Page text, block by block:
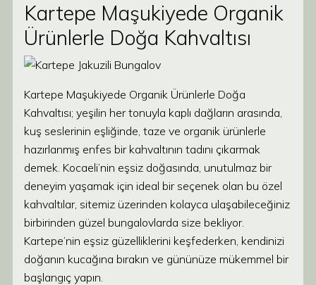
Kartepe Maşukiyede Organik
Ürünlerle Doğa Kahvaltısı
Kartepe Maşukiyede Organik Ürünlerle Doğa
Kahvaltısı; yeşilin her tonuyla kaplı dağların arasında,
kuş seslerinin eşliğinde, taze ve organik ürünlerle
hazırlanmış enfes bir kahvaltının tadını çıkarmak
demek. Kocaeli’nin eşsiz doğasında, unutulmaz bir
deneyim yaşamak için ideal bir seçenek olan bu özel
kahvaltılar, sitemiz üzerinden kolayca ulaşabileceğiniz
birbirinden güzel bungalovlarda size bekliyor.
Kartepe’nin eşsiz güzelliklerini keşfederken, kendinizi
doğanın kucağına bırakın ve gününüze mükemmel bir
başlangıç yapın.